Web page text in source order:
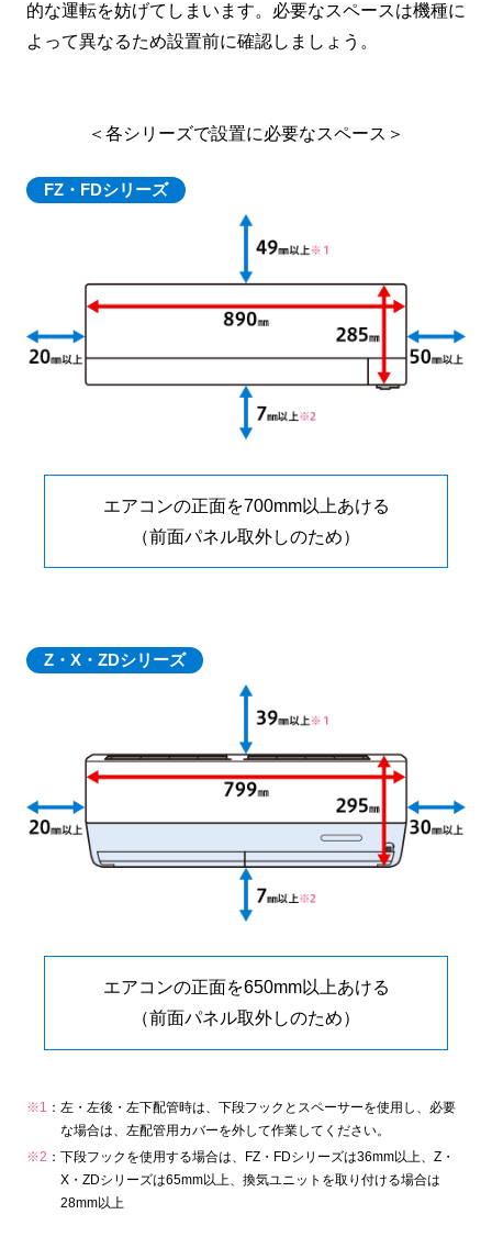
的な運転を妨げてしまいます。必要なスペースは機種に
よって異なるため設置前に確認しましょう。
＜各シリーズで設置に必要なスペース＞
FZ・FDシリーズ
エアコンの正面を700mm以上あける
（前面パネル取外しのため）
Z・X・ZDシリーズ
エアコンの正面を650mm以上あける
（前面パネル取外しのため）
※1 ： 左・左後・左下配管時は、下段フックとスペーサーを使用し、必要
な場合は、左配管用カバーを外して作業してください。
※2 ： 下段フックを使用する場合は、FZ・FDシリーズは36mm以上、Z・
X・ZDシリーズは65mm以上、換気ユニットを取り付ける場合は
28mm以上